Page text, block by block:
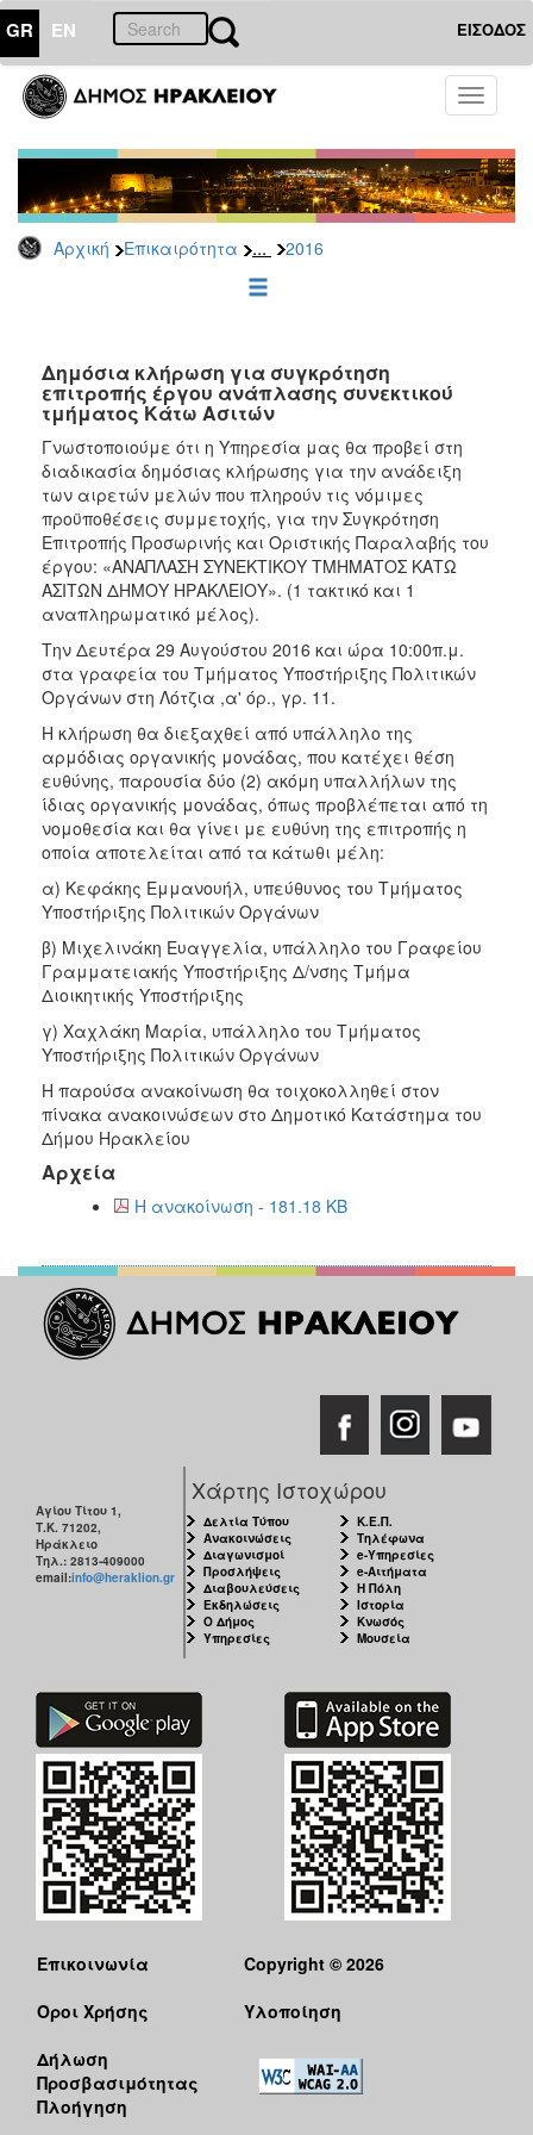
GR EN ΕΙΣΟΔΟΣ
Toggle
Αρχική Επικαιρότητα ... 2016
ΕΠΙΚΑΙΡΟΤΗΤΑ
-
Δημοπρασίες
Αρχείο
2026
2022
2020
2019
2018
2017
2016
2015
2013
ΔΗΜΟΤΗΣ
ΕΠΙΣΚΕΠΤΗΣ
ΗΡΑΚΛΕΙΟ
Δημόσια κλήρωση για συγκρότηση
επιτροπής έργου ανάπλασης συνεκτικού
τμήματος Κάτω Ασιτών
Γνωστοποιούμε ότι η Υπηρεσία μας θα προβεί στη
διαδικασία δημόσιας κλήρωσης για την ανάδειξη
των αιρετών μελών που πληρούν τις νόμιμες
προϋποθέσεις συμμετοχής, για την Συγκρότηση
Επιτροπής Προσωρινής και Οριστικής Παραλαβής του
έργου: «ΑΝΑΠΛΑΣΗ ΣΥΝΕΚΤΙΚΟΥ ΤΜΗΜΑΤΟΣ ΚΑΤΩ
ΑΣΙΤΩΝ ΔΗΜΟΥ ΗΡΑΚΛΕΙΟΥ». (1 τακτικό και 1
αναπληρωματικό μέλος).
Την Δευτέρα 29 Αυγούστου 2016 και ώρα 10:00π.μ.
στα γραφεία του Τμήματος Υποστήριξης Πολιτικών
Οργάνων στη Λότζια ,α' όρ., γρ. 11.
Η κλήρωση θα διεξαχθεί από υπάλληλο της
αρμόδιας οργανικής μονάδας, που κατέχει θέση
ευθύνης, παρουσία δύο (2) ακόμη υπαλλήλων της
ίδιας οργανικής μονάδας, όπως προβλέπεται από τη
νομοθεσία και θα γίνει με ευθύνη της επιτροπής η
οποία αποτελείται από τα κάτωθι μέλη:
α) Κεφάκης Εμμανουήλ, υπεύθυνος του Τμήματος
Υποστήριξης Πολιτικών Οργάνων
β) Μιχελινάκη Ευαγγελία, υπάλληλο του Γραφείου
Γραμματειακής Υποστήριξης Δ/νσης Τμήμα
Διοικητικής Υποστήριξης
γ) Χαχλάκη Μαρία, υπάλληλο του Τμήματος
Υποστήριξης Πολιτικών Οργάνων
Η παρούσα ανακοίνωση θα τοιχοκολληθεί στον
πίνακα ανακοινώσεων στο Δημοτικό Κατάστημα του
Δήμου Ηρακλείου
Αρχεία
Η ανακοίνωση - 181.18 KB
Αγίου Τίτου 1,
Τ.Κ. 71202,
Ηράκλειο
Τηλ.: 2813-409000
email:info@heraklion.gr
Χάρτης Ιστοχώρου
Δελτία Τύπου
Ανακοινώσεις
Διαγωνισμοί
Προσλήψεις
Διαβουλεύσεις
Εκδηλώσεις
Ο Δήμος
Υπηρεσίες
Κ.Ε.Π.
Τηλέφωνα
e-Υπηρεσίες
e-Αιτήματα
Η Πόλη
Ιστορία
Κνωσός
Μουσεία
Επικοινωνία
Όροι Χρήσης
Δήλωση
Προσβασιμότητας
Πλοήγηση
Copyright © 2026
Υλοποίηση